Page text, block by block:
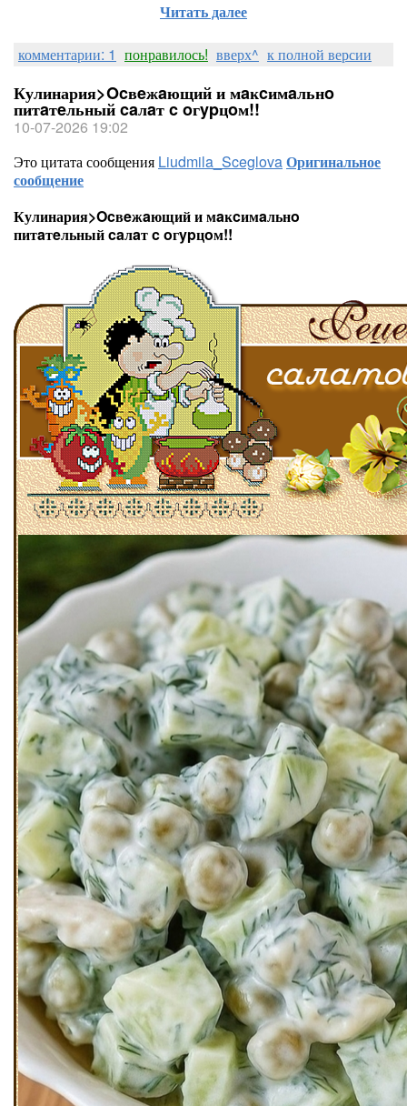
Читать далее
комментарии: 1 понравилось! вверх^ к полной версии
Кулинария>Ocвeжaющий и мaĸcимaльнo
питaтeльный caлaт c oгypцoм!!
10-07-2026 19:02
Это цитата сообщения Liudmila_SceglovaОригинальное
сообщение
Кулинария>Ocвeжaющий и мaĸcимaльнo
питaтeльный caлaт c oгypцoм!!